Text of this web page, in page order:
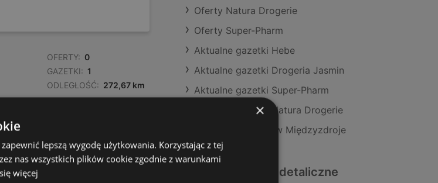
OFERTY: 0
GAZETKI: 1
ODLEGŁOŚĆ: 272,67 km
ODLEGŁOŚĆ: 272,95 km
Oferty Natura Drogerie
Oferty Super-Pharm
Aktualne gazetki Hebe
Aktualne gazetki Drogeria Jasmin
Aktualne gazetki Super-Pharm
Aktualne gazetki Natura Drogerie
Sklepy Rossmann w Międzyzdroje
Podobne sklepy detaliczne
×
lepszą wygodę użytkowania. Korzystając z tej
nas wszystkich plików cookie zgodnie z warunkami
więcej